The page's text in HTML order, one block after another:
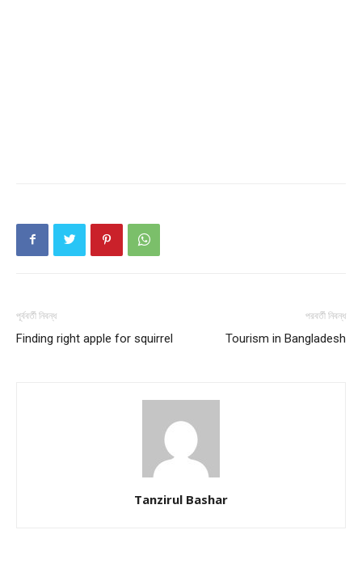
Contact us
Subscription Plans
পূর্ববর্তী নিবন্ধ
Finding right apple for squirrel
পরবর্তী নিবন্ধ
Tourism in Bangladesh
Tanzirul Bashar